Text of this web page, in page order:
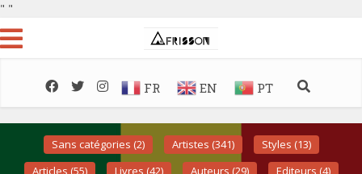
" "
FR EN PT
Sans catégories (2) Artistes (341)
Styles (13)
Articles (55)
Livres (42) Auteurs (29)
Editeurs (4)